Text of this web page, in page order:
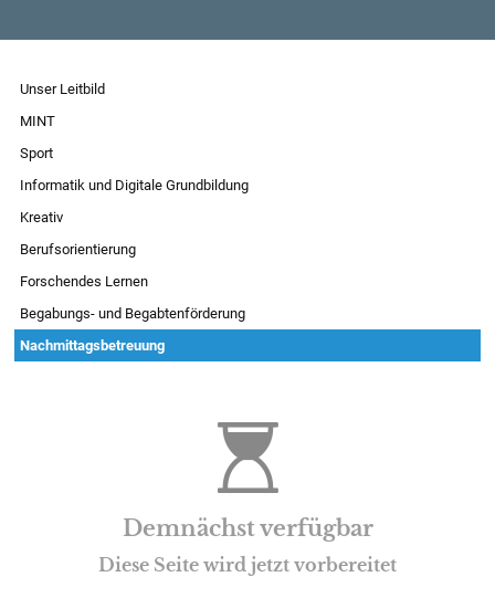
Unser
Profil
Unser Leitbild
MINT
Sport
Informatik und Digitale Grundbildung
Kreativ
Berufsorientierung
Forschendes Lernen
Begabungs- und Begabtenförderung
Nachmittagsbetreuung
Demnächst verfügbar
Diese Seite wird jetzt vorbereitet